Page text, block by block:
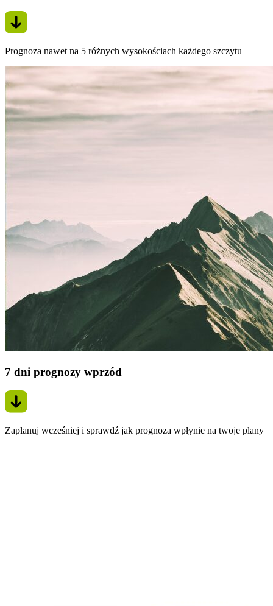
Prognoza nawet na 5 różnych wysokościach każdego szczytu
7 dni prognozy wprzód
Zaplanuj wcześniej i sprawdź jak prognoza wpłynie na twoje plany